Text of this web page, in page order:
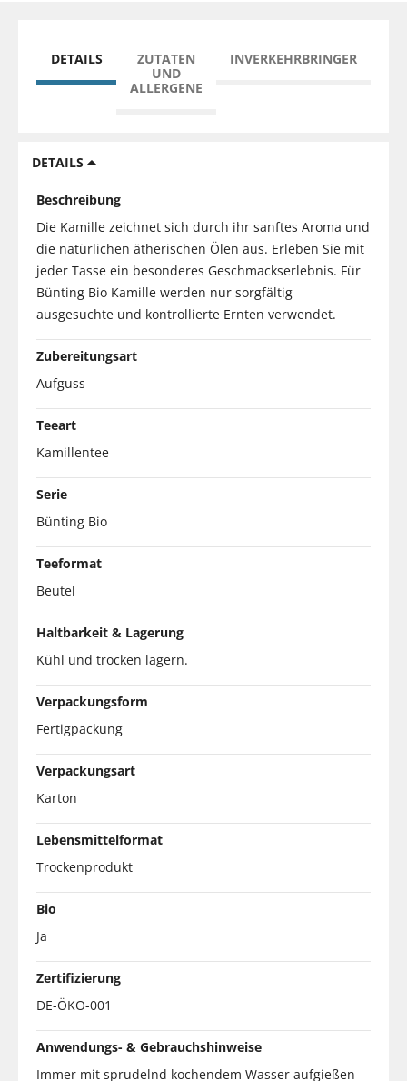
DETAILS
ZUTATEN
UND
ALLERGENE
INVERKEHRBRINGER
DETAILS
Beschreibung
Die Kamille zeichnet sich durch ihr sanftes Aroma und
die natürlichen ätherischen Ölen aus. Erleben Sie mit
jeder Tasse ein besonderes Geschmackserlebnis. Für
Bünting Bio Kamille werden nur sorgfältig
ausgesuchte und kontrollierte Ernten verwendet.
Zubereitungsart
Aufguss
Teeart
Kamillentee
Serie
Bünting Bio
Teeformat
Beutel
Haltbarkeit & Lagerung
Kühl und trocken lagern.
Verpackungsform
Fertigpackung
Verpackungsart
Karton
Lebensmittelformat
Trockenprodukt
Bio
Ja
Zertifizierung
DE-ÖKO-001
Anwendungs- & Gebrauchshinweise
Immer mit sprudelnd kochendem Wasser aufgießen